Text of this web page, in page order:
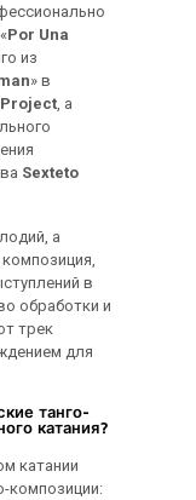
Por Una
из
» в
Project, а
Sexteto
а
в
обработки и
трек
для
танго-
катания?
катании
композиции: